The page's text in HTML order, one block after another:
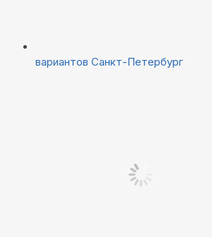
вариантов Санкт-Петербург